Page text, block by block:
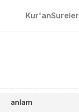
Kur'anSureler
anlam